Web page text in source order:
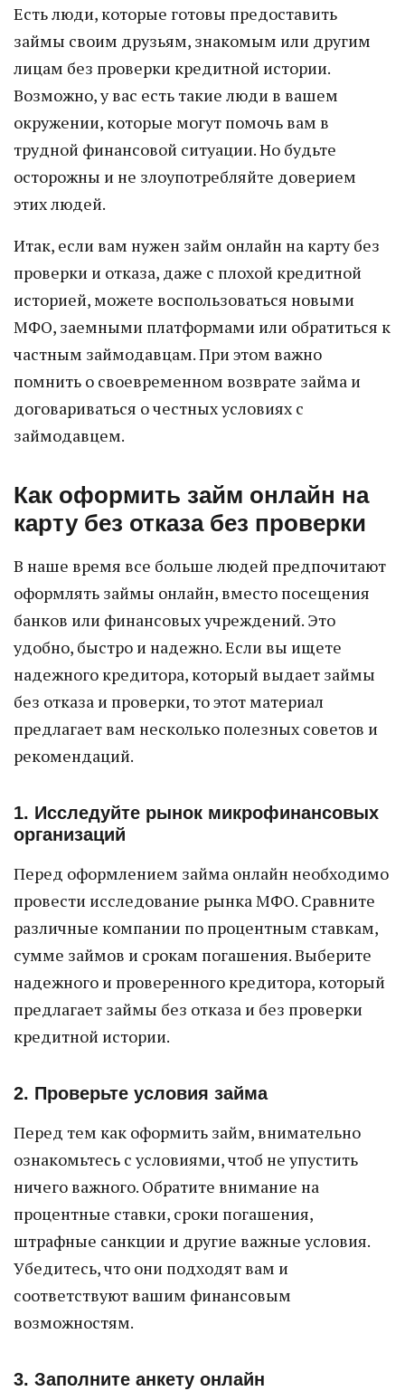
Есть люди, которые готовы предоставить
займы своим друзьям, знакомым или другим
лицам без проверки кредитной истории.
Возможно, у вас есть такие люди в вашем
окружении, которые могут помочь вам в
трудной финансовой ситуации. Но будьте
осторожны и не злоупотребляйте доверием
этих людей.
Итак, если вам нужен займ онлайн на карту без
проверки и отказа, даже с плохой кредитной
историей, можете воспользоваться новыми
МФО, заемными платформами или обратиться к
частным займодавцам. При этом важно
помнить о своевременном возврате займа и
договариваться о честных условиях с
займодавцем.
Как оформить займ онлайн на
карту без отказа без проверки
В наше время все больше людей предпочитают
оформлять займы онлайн, вместо посещения
банков или финансовых учреждений. Это
удобно, быстро и надежно. Если вы ищете
надежного кредитора, который выдает займы
без отказа и проверки, то этот материал
предлагает вам несколько полезных советов и
рекомендаций.
1. Исследуйте рынок микрофинансовых
организаций
Перед оформлением займа онлайн необходимо
провести исследование рынка МФО. Сравните
различные компании по процентным ставкам,
сумме займов и срокам погашения. Выберите
надежного и проверенного кредитора, который
предлагает займы без отказа и без проверки
кредитной истории.
2. Проверьте условия займа
Перед тем как оформить займ, внимательно
ознакомьтесь с условиями, чтоб не упустить
ничего важного. Обратите внимание на
процентные ставки, сроки погашения,
штрафные санкции и другие важные условия.
Убедитесь, что они подходят вам и
соответствуют вашим финансовым
возможностям.
3. Заполните анкету онлайн